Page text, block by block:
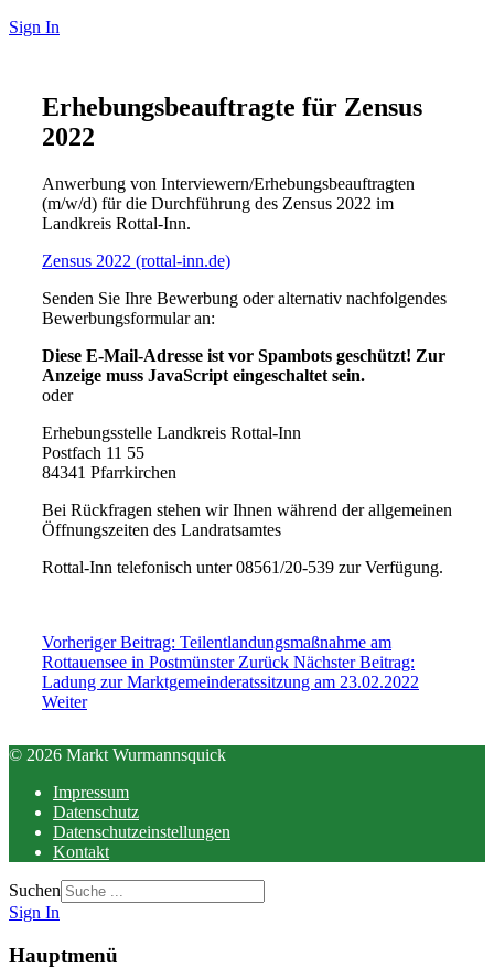
Sign In
Erhebungsbeauftragte für Zensus
2022
Anwerbung von Interviewern/Erhebungsbeauftragten
(m/w/d) für die Durchführung des Zensus 2022 im
Landkreis Rottal-Inn.
Zensus 2022 (rottal-inn.de)
Senden Sie Ihre Bewerbung oder alternativ nachfolgendes
Bewerbungsformular an:
Diese E-Mail-Adresse ist vor Spambots geschützt! Zur
Anzeige muss JavaScript eingeschaltet sein.
oder
Erhebungsstelle Landkreis Rottal-Inn
Postfach 11 55
84341 Pfarrkirchen
Bei Rückfragen stehen wir Ihnen während der allgemeinen
Öffnungszeiten des Landratsamtes
Rottal-Inn telefonisch unter 08561/20-539 zur Verfügung.
Vorheriger Beitrag: Teilentlandungsmaßnahme am
Rottauensee in Postmünster Zurück Nächster Beitrag:
Ladung zur Marktgemeinderatssitzung am 23.02.2022
Weiter
© 2026 Markt Wurmannsquick
Impressum
Datenschutz
Datenschutzeinstellungen
Kontakt
Suchen
Sign In
Hauptmenü